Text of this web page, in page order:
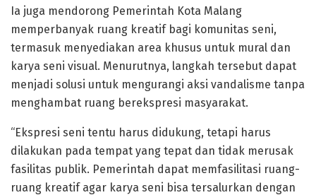
Ia juga mendorong Pemerintah Kota Malang
memperbanyak ruang kreatif bagi komunitas seni,
termasuk menyediakan area khusus untuk mural dan
karya seni visual. Menurutnya, langkah tersebut dapat
menjadi solusi untuk mengurangi aksi vandalisme tanpa
menghambat ruang berekspresi masyarakat.
“Ekspresi seni tentu harus didukung, tetapi harus
dilakukan pada tempat yang tepat dan tidak merusak
fasilitas publik. Pemerintah dapat memfasilitasi ruang-
ruang kreatif agar karya seni bisa tersalurkan dengan